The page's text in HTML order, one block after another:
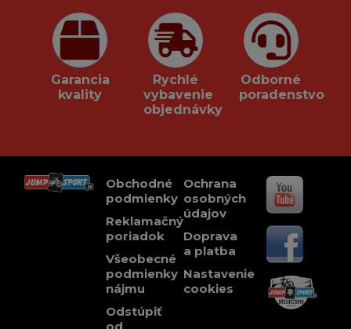
Garancia
kvality
Rychlé
vybavenie
objednávky
Odborné
poradenstvo
Obchodné
podmienky
Reklamačný
poriadok
Všeobecné
podmienky
nájmu
Odstúpiť
od
Ochrana
osobných
údajov
Doprava
a platba
Nastavenie
cookies